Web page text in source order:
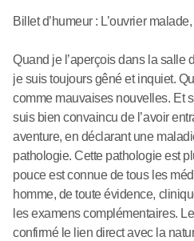
Billet d’humeur : L’ouvrier
Quand je l’aperçois dans la salle
je suis toujours gêné et inquiet.
comme mauvaises nouvelles. Et
suis bien convaincu de l’avoir
aventure, en déclarant une
pathologie. Cette pathologie est
pouce est connue de tous les
homme, de toute évidence,
les examens complémentaires.
confirmé le lien direct avec la